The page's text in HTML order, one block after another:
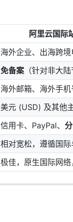
阿里云国际
海外企业、出海跨
免备案 （针对非大
海外邮箱、海外手机
美元 (USD) 及其他
信用卡、PayPal、
相对宽松，遵循国
极佳，原生国际网